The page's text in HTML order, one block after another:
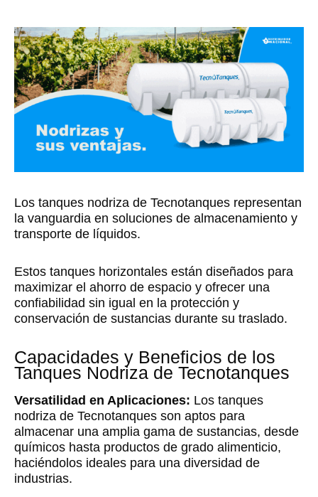
Los tanques nodriza de Tecnotanques representan
la vanguardia en soluciones de almacenamiento y
transporte de líquidos.
Estos tanques horizontales están diseñados para
maximizar el ahorro de espacio y ofrecer una
confiabilidad sin igual en la protección y
conservación de sustancias durante su traslado.
Capacidades y Beneficios de los
Tanques Nodriza de Tecnotanques
Versatilidad en Aplicaciones: Los tanques
nodriza de Tecnotanques son aptos para
almacenar una amplia gama de sustancias, desde
químicos hasta productos de grado alimenticio,
haciéndolos ideales para una diversidad de
industrias.